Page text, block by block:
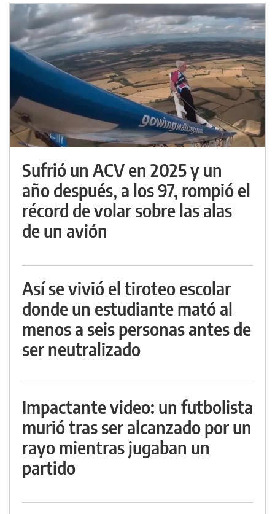
Sufrió un ACV en 2025 y un
año después, a los 97, rompió el
récord de volar sobre las alas
de un avión
Así se vivió el tiroteo escolar
donde un estudiante mató al
menos a seis personas antes de
ser neutralizado
Impactante video: un futbolista
murió tras ser alcanzado por un
rayo mientras jugaban un
partido